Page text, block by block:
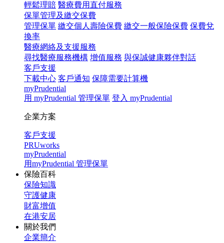
輕鬆理賠 醫療費用直付服務
保單管理及繳交保費
管理保單 繳交個人壽險保費 繳交一般保險保費 保費兌
換率
醫療網絡及支援服務
尋找醫療服務機構 增值服務 與保誠健康夥伴對話
客戶支援
下載中心 客戶通知 保障需要計算機
myPrudential
用 myPrudential 管理保單 登入 myPrudential
企業方案
客戶支援
PRUworks
myPrudential
用myPrudential 管理保單
保險百科
保險知識
守護健康
財富增值
在港安居
關於我們
企業簡介